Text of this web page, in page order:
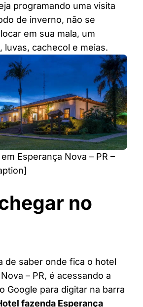
programando uma visita
de inverno, não se
em sua mala, um
luvas, cachecol e meias.
Esperança Nova – PR –
no
de saber onde fica o hotel
– PR, é acessando a
Google para digitar na barra
fazenda Esperança